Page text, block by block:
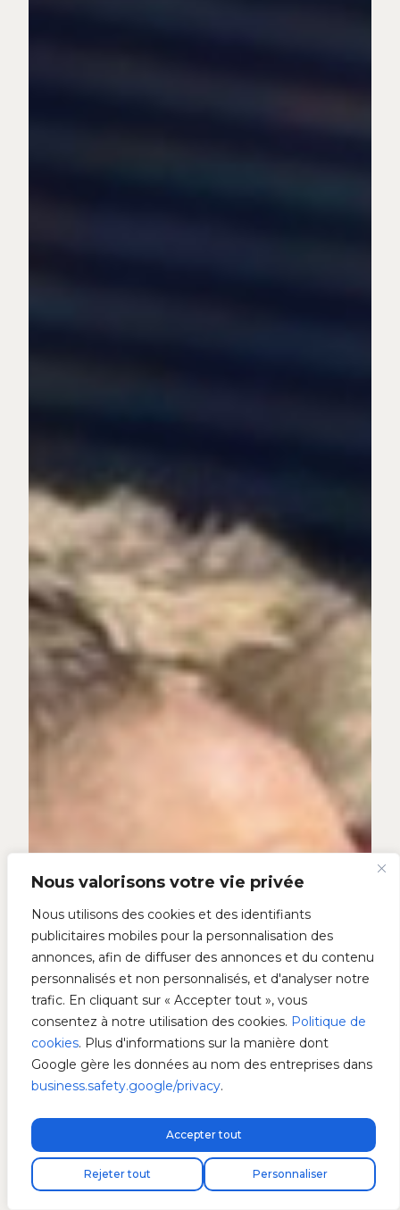
Nous valorisons votre vie privée
Nous utilisons des cookies et des identifiants
publicitaires mobiles pour la personnalisation des
annonces, afin de diffuser des annonces et du contenu
personnalisés et non personnalisés, et d'analyser notre
trafic. En cliquant sur « Accepter tout », vous
consentez à notre utilisation des cookies. Politique de
cookies. Plus d'informations sur la manière dont
Google gère les données au nom des entreprises dans
business.safety.google/privacy.
Personnaliser
Rejeter tout
Accepter tout
Livraison express gratuite !